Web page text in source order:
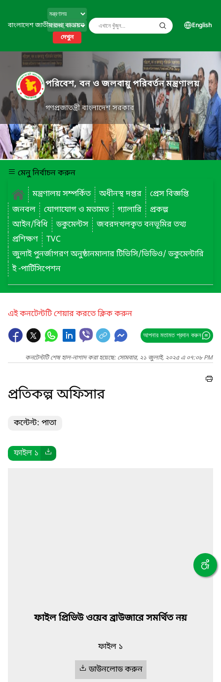
বাংলাদেশ জাতীয় তথ্য বাতায়ন
দেখুন
English
পরিবেশ, বন ও জলবায়ু পরিবর্তন মন্ত্রণালয়
গণপ্রজাতন্ত্রী বাংলাদেশ সরকার
মেনু নির্বাচন করুন
মন্ত্রণালয় সম্পর্কিত
অধীনস্থ দপ্তর
প্রেস বিজ্ঞপ্তি
জনবল
যোগাযোগ ও মতামত গ্যালারি
প্রকল্প
আইন/বিধি
ডকুমেন্টস
জবরদখলকৃত বনভূমির তথ্য
প্রশিক্ষণ
TVC
জুলাই পুনর্জাগরণ অনুষ্ঠানমালার টিভিসি/ভিডিও/ ডকুমেন্টারি
ই -পার্টিসিপেশন
এই কনটেন্টটি শেয়ার করতে ক্লিক করুন
আপনার মতামত প্রদান করুন
কনটেন্টটি শেষ হাল-নাগাদ করা হয়েছে: সোমবার, ২১ জুলাই, ২০২৫ এ ০৭:০৮ PM
প্রতিকল্প অফিসার
কন্টেন্ট: পাতা
ফাইল ১
ফাইল প্রিভিউ ওয়েব ব্রাউজারে সমর্থিত নয়
ফাইল ১
ডাউনলোড করুন